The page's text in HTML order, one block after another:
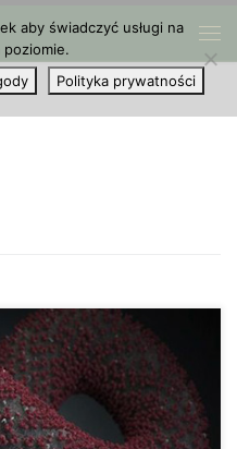
zawarte w roślinie
(CBD), mają działanie
aby świadczyć usługi na
poziomie.
Polityka prywatności